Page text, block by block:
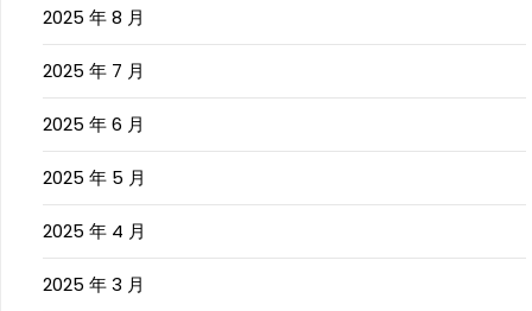
2025 年 8 月
2025 年 7 月
2025 年 6 月
2025 年 5 月
2025 年 4 月
2025 年 3 月